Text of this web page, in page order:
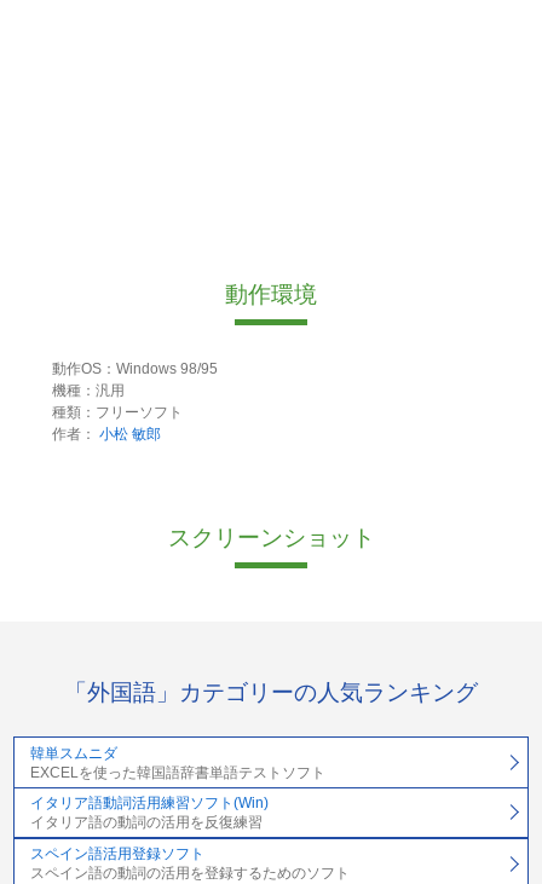
動作環境
動作OS：Windows 98/95
機種：汎用
種類：フリーソフト
作者： 小松 敏郎
スクリーンショット
「外国語」カテゴリーの人気ランキング
韓単スムニダ
EXCELを使った韓国語辞書単語テストソフト
イタリア語動詞活用練習ソフト(Win)
イタリア語の動詞の活用を反復練習
スペイン語活用登録ソフト
スペイン語の動詞の活用を登録するためのソフト